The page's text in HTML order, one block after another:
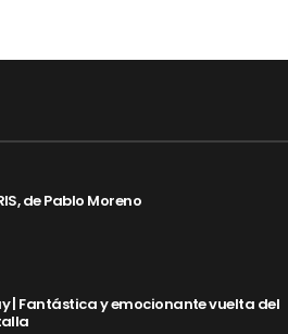
de Pablo Moreno
| Fantástica y emocionante vuelta del